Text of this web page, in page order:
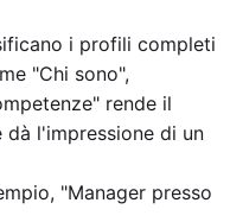
i profili completi
"Chi sono",
rende il
l'impressione di un
"Manager presso